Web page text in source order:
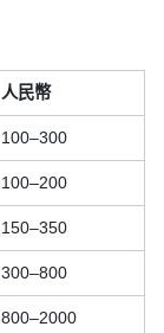
人民幣
100–300
100–200
150–350
300–800
800–2000